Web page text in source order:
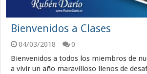
Bienvenidos a Clases
04/03/2018
0
Bienvenidos a todos los miembros de
a vivir un año maravilloso llenos de